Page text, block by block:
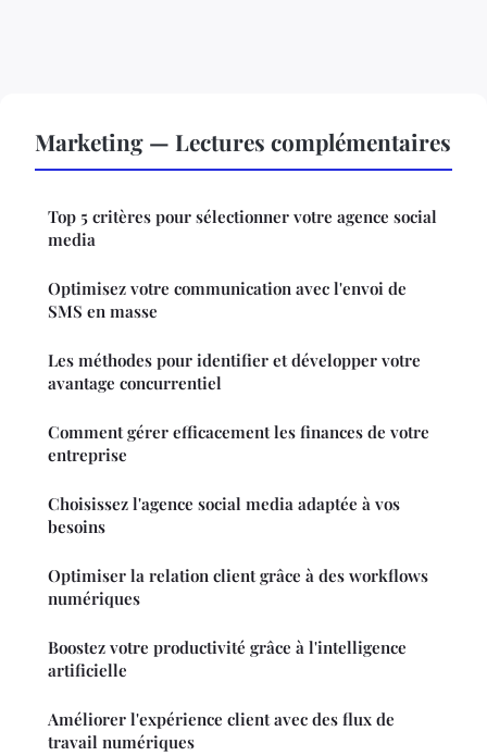
Marketing — Lectures complémentaires
Top 5 critères pour sélectionner votre agence social
media
Optimisez votre communication avec l'envoi de
SMS en masse
Les méthodes pour identifier et développer votre
avantage concurrentiel
Comment gérer efficacement les finances de votre
entreprise
Choisissez l'agence social media adaptée à vos
besoins
Optimiser la relation client grâce à des workflows
numériques
Boostez votre productivité grâce à l'intelligence
artificielle
Améliorer l'expérience client avec des flux de
travail numériques